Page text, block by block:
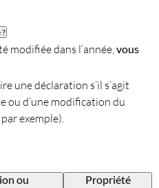
modifiée dans l’année, vous
une déclaration s’il s’agit
ou d’une modification du
exemple).
ou
Propriété